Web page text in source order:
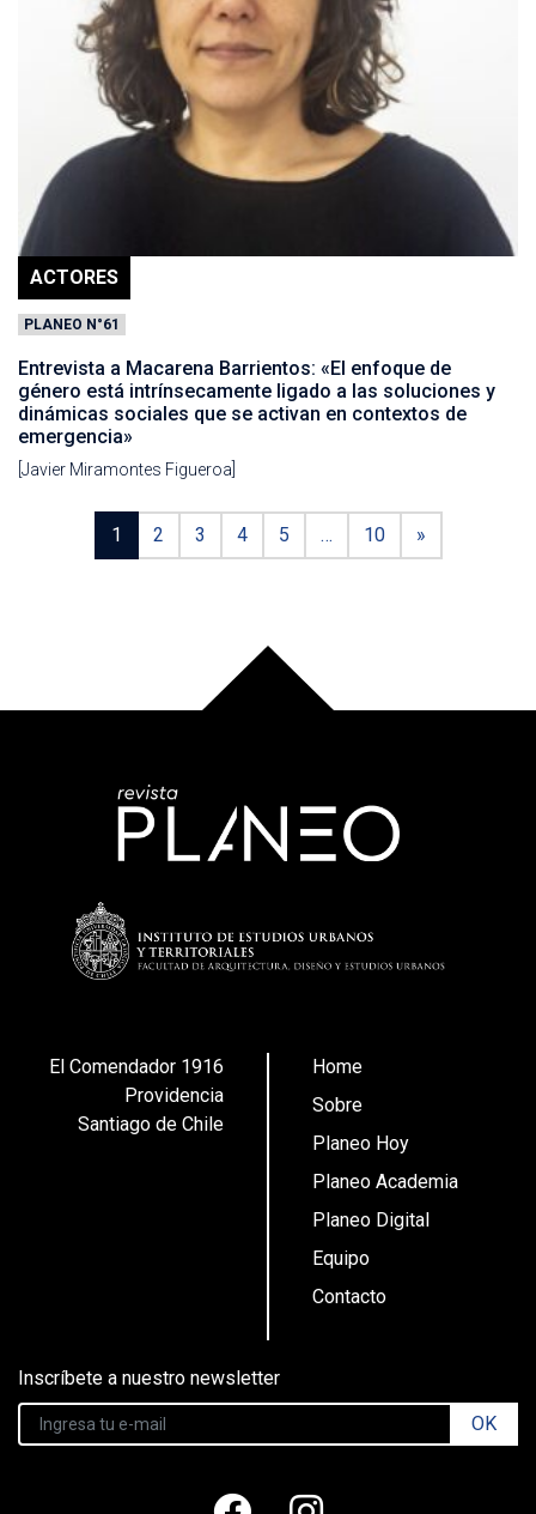
ACTORES
PLANEO N°61
Entrevista a Macarena Barrientos: «El enfoque de
género está intrínsecamente ligado a las soluciones y
dinámicas sociales que se activan en contextos de
emergencia»
[Javier Miramontes Figueroa]
1 2 3 4 5 … 10 »
El Comendador 1916
Providencia
Santiago de Chile
Home
Sobre
Planeo Hoy
Planeo Academia
Planeo Digital
Equipo
Contacto
Inscríbete a nuestro newsletter
OK